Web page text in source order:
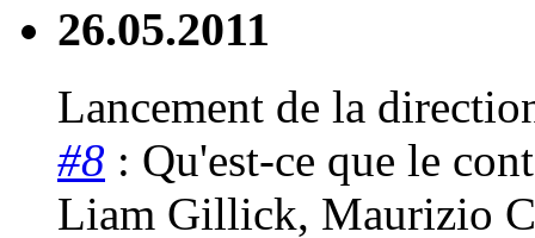
26.05.2011
Lancement de la
#8 : Qu'est-ce que le
Liam Gillick, Maurizio